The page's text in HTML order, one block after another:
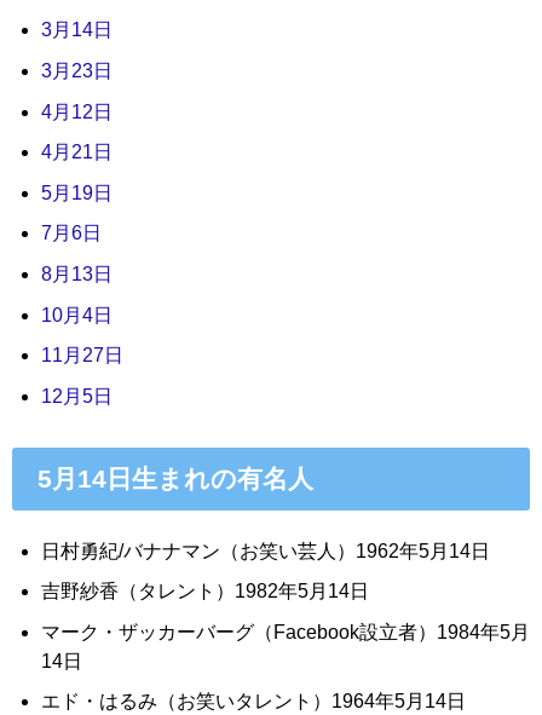
3月14日
3月23日
4月12日
4月21日
5月19日
7月6日
8月13日
10月4日
11月27日
12月5日
5月14日生まれの有名人
日村勇紀/バナナマン（お笑い芸人）1962年5月14日
吉野紗香（タレント）1982年5月14日
マーク・ザッカーバーグ（Facebook設立者）1984年5月
14日
エド・はるみ（お笑いタレント）1964年5月14日